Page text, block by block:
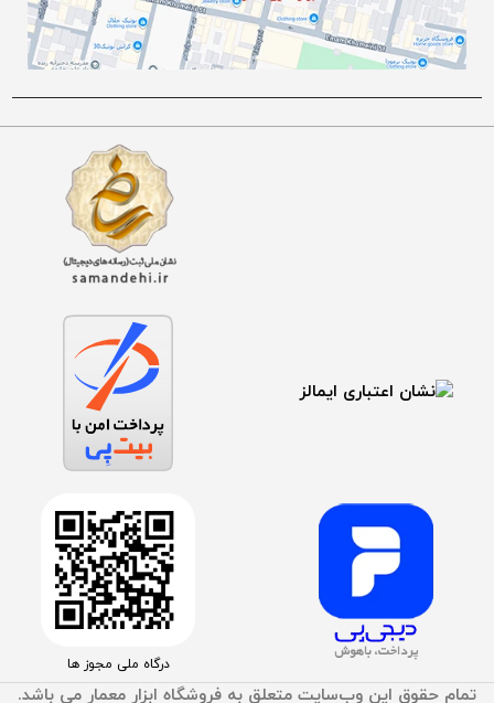
درگاه ملی مجوز ها
تمام حقوق اين وب‌سايت متعلق به فروشگاه ابزار معمار می باشد.